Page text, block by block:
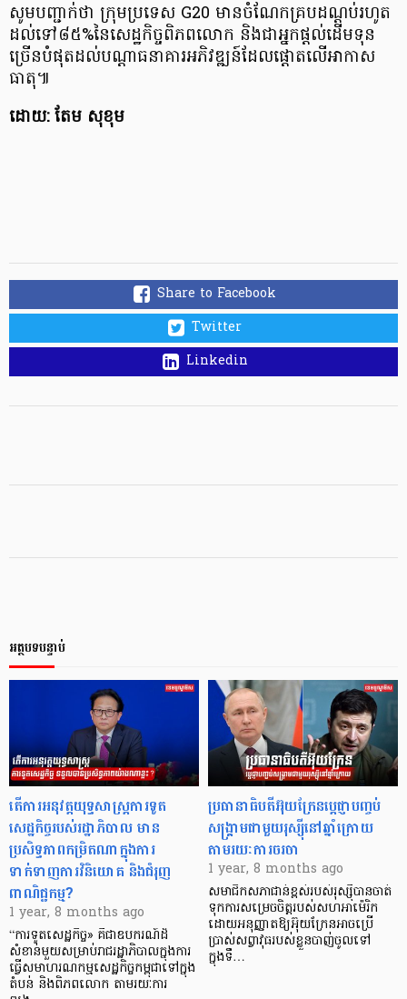
សូមបញ្ជាក់ថា ក្រុមប្រទេស G20 មានចំណែកគ្របដណ្ដប់រហូត
ដល់ទៅ៨៥%នៃសេដ្ឋកិច្ចពិភពលោក និងជាអ្នកផ្ដល់ដើមទុន
ច្រើនបំផុតដល់បណ្ដាធនាគារអភិវឌ្ឍន៍ដែលផ្តោតលើអាកាស
ធាតុ៕
ដោយ: តែម សុខុម
Share to Facebook
Twitter
Linkedin
អត្ថបទបន្ទាប់
តើការអនុវត្តយុទ្ធសាស្រ្តការទូត
សេដ្ឋកិច្ចរបស់រដ្ឋាភិបាល មាន
ប្រសិទ្ធភាពកម្រិតណាក្នុងការ
ទាក់ទាញការវិនិយោគ និងជំរុញ
ពាណិជ្ជកម្ម?
1 year, 8 months ago
“ការទូតសេដ្ឋកិច្ច» គឺជាឧបករណ៍ដ៏
សំខាន់មួយសម្រាប់រាជរដ្ឋាភិបាលក្នុងការ
ធ្វើសមាហរណកម្មសេដ្ឋកិច្ចកម្ពុជាទៅក្នុង
តំបន់ និងពិភពលោក តាមរយៈការ
ប្រធានាធិបតីអ៊ុយក្រែនប្តេជ្ញាបញ្ចប់
សង្គ្រាមជាមួយរុស្ស៊ីនៅឆ្នាំក្រោយ
តាមរយៈការចរចា
1 year, 8 months ago
សមាជិកសភាជាន់ខ្ពស់របស់រុស្ស៊ីបានចាត់
ទុកការសម្រេចចិត្តរបស់សហអាម៉េរិក
ដោយអនុញ្ញាតឱ្យអ៊ុយក្រែនអាចប្រើ
ប្រាស់សព្វាវុធរបស់ខ្លួនបាញ់ចូលទៅ
ក្នុងទឹ…